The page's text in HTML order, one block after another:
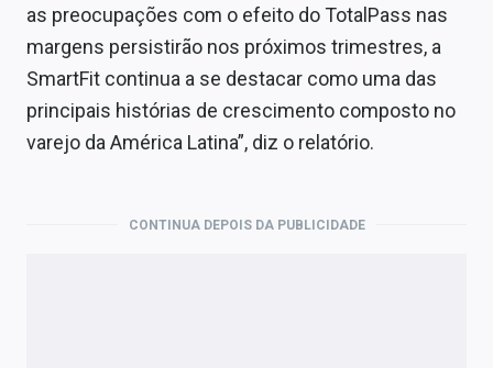
as preocupações com o efeito do TotalPass nas
margens persistirão nos próximos trimestres, a
SmartFit continua a se destacar como uma das
principais histórias de crescimento composto no
varejo da América Latina”, diz o relatório.
CONTINUA DEPOIS DA PUBLICIDADE